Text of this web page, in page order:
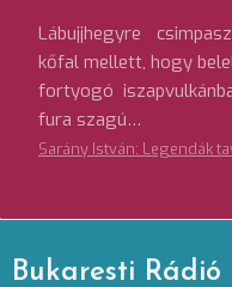
Lábujjhegyre
kőfal mellett, hogy
fortyogó
fura szagú…
Sarány István: Legendák
Bukaresti Rádió